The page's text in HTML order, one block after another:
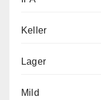
Keller
Lager
Mild